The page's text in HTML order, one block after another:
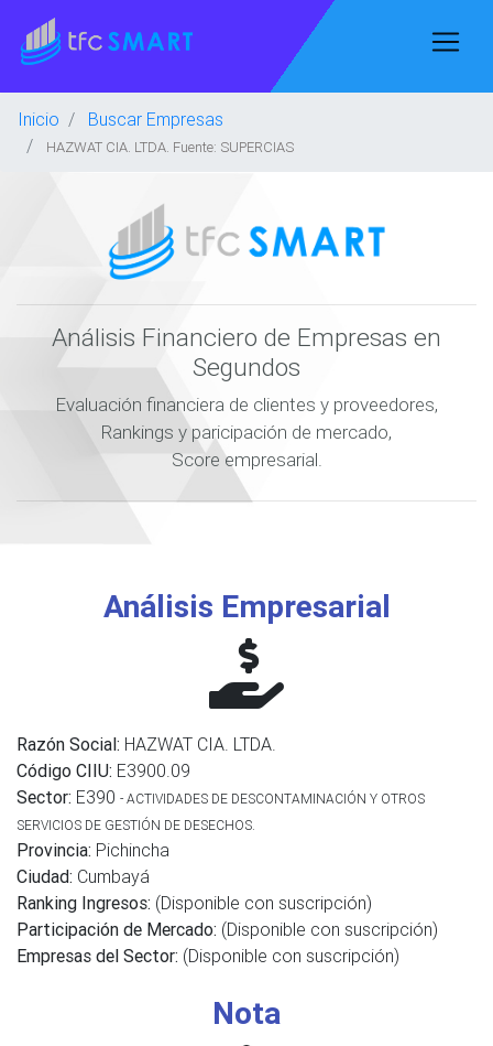
Inicio Buscar Empresas
HAZWAT CIA. LTDA. Fuente: SUPERCIAS
Análisis Financiero de Empresas en
Segundos
Evaluación financiera de clientes y proveedores,
Rankings y paricipación de mercado,
Score empresarial.
Análisis Empresarial
Razón Social: HAZWAT CIA. LTDA.
Código CIIU: E3900.09
Sector: E390 - ACTIVIDADES DE DESCONTAMINACIÓN Y OTROS
SERVICIOS DE GESTIÓN DE DESECHOS.
Provincia: Pichincha
Ciudad: Cumbayá
Ranking Ingresos: (Disponible con suscripción)
Participación de Mercado: (Disponible con suscripción)
Empresas del Sector: (Disponible con suscripción)
Nota